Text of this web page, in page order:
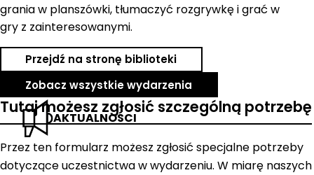
AKTUALNOŚCI
grania w planszówki, tłumaczyć rozgrywkę i grać w
gry z zainteresowanymi.
Przejdź na stronę biblioteki
Zobacz wszystkie wydarzenia
Tutaj możesz zgłosić szczególną potrzebę
Przez ten formularz możesz zgłosić specjalne potrzeby
dotyczące uczestnictwa w wydarzeniu. W miarę naszych